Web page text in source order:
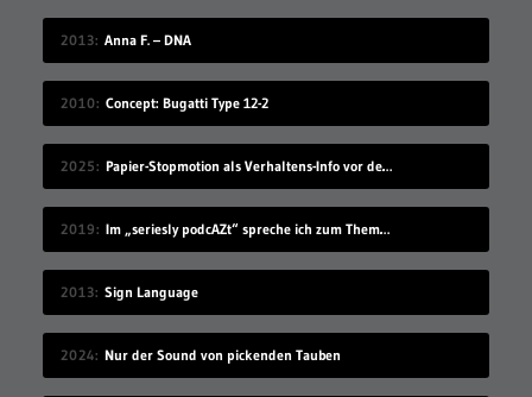
2013 Anna F. – DNA
2010 Concept: Bugatti Type 12-2
2025 Papier-Stopmotion als Verhaltens-Info vor dem Kinofilm
2019 Im „seriesly podcAZt“ spreche ich zum Thema „Algorithmus“
2013 Sign Language
2024 Nur der Sound von pickenden Tauben